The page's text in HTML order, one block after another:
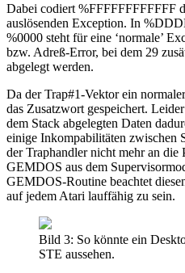
Dabei codiert %FFFFFFFFFFFF
auslösenden Exception. In
%0000 steht für eine ‘normale’
bzw. Adreß-Error, bei dem 29
abgelegt werden.
Da der Trap#1-Vektor ein
das Zusatzwort gespeichert.
dem Stack abgelegten Daten
einige Inkompabilitäten zwischen
der Traphandler nicht mehr an die
GEMDOS aus dem
GEMDOS-Routine beachtet
auf jedem Atari lauffähig zu sein.
Bild 3: So könnte ein
STE aussehen.